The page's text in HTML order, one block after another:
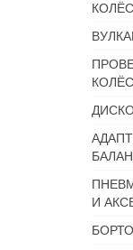
КОЛЁС
КОЛЁС
И